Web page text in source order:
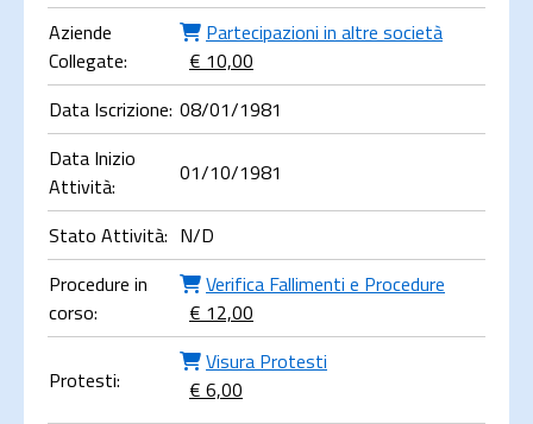
Aziende
Collegate:
Partecipazioni in altre società
€ 10,00
Data Iscrizione: 08/01/1981
Data Inizio
Attività:
01/10/1981
Stato Attività: N/D
Procedure in
corso:
Verifica Fallimenti e Procedure
€ 12,00
Protesti:
Visura Protesti
€ 6,00